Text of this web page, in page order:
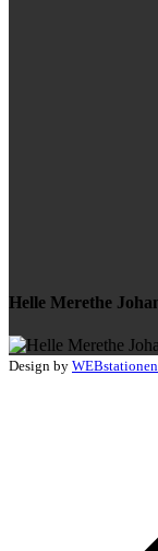
Helle Merethe
Design by WEBstationen